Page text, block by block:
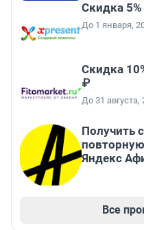
Скидка
До 1 января,
Скидка
₽
До 31 августа,
Получить
Яндекс
Все